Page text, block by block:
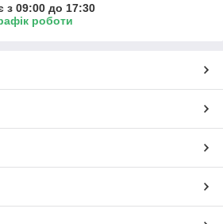
з 09:00 до 17:30
роботи